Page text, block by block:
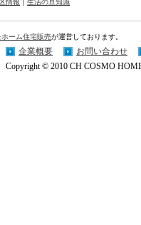
情報 生活の豆知識
ーム住宅販売が運営しております。
企業概要
お問い合わせ
Copyright © 2010 CH COSMO